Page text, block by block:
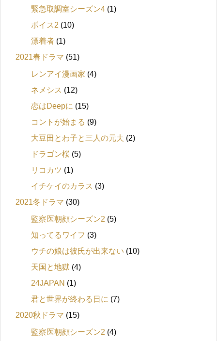
緊急取調室シーズン4 (1)
ボイス2 (10)
漂着者 (1)
2021春ドラマ (51)
レンアイ漫画家 (4)
ネメシス (12)
恋はDeepに (15)
コントが始まる (9)
大豆田とわ子と三人の元夫 (2)
ドラゴン桜 (5)
リコカツ (1)
イチケイのカラス (3)
2021冬ドラマ (30)
監察医朝顔シーズン2 (5)
知ってるワイフ (3)
ウチの娘は彼氏が出来ない (10)
天国と地獄 (4)
24JAPAN (1)
君と世界が終わる日に (7)
2020秋ドラマ (15)
監察医朝顔シーズン2 (4)